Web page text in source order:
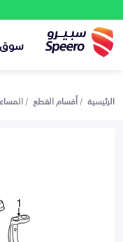
سوق
الرئيسية أقسام القطع